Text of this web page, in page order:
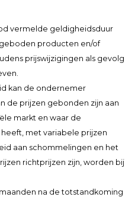
vermelde geldigheidsduur
producten en/of
prijswijzigingen als gevolg
kan de ondernemer
de prijzen gebonden zijn aan
markt en waar de
met variabele prijzen
aan schommelingen en het
richtprijzen zijn, worden bij
na de totstandkoming